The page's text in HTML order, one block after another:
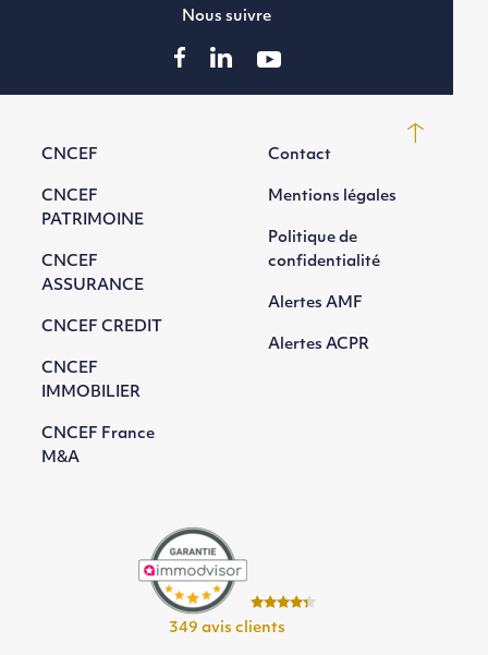
349 avis clients
CNCEF
CNCEF
PATRIMOINE
CNCEF
ASSURANCE
CNCEF CREDIT
CNCEF
IMMOBILIER
CNCEF France
M&A
Contact
Mentions légales
Politique de
confidentialité
Alertes AMF
Alertes ACPR
Nous suivre